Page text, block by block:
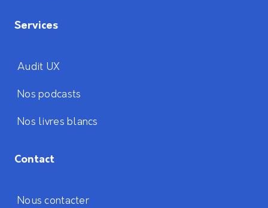
Services
Audit UX
Nos podcasts
Nos livres blancs
Contact
Nous contacter